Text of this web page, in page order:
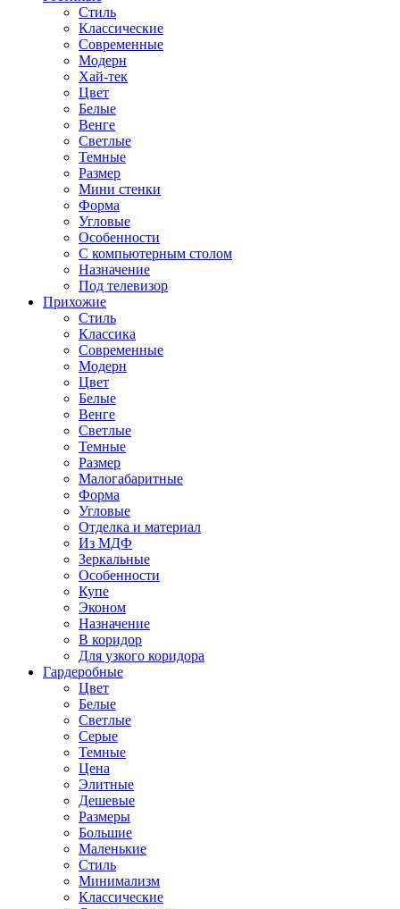
Стиль
Классические
Современные
Модерн
Хай-тек
Цвет
Белые
Венге
Светлые
Темные
Размер
Мини стенки
Форма
Угловые
Особенности
С компьютерным столом
Назначение
Под телевизор
Прихожие
Стиль
Классика
Современные
Модерн
Цвет
Белые
Венге
Светлые
Темные
Размер
Малогабаритные
Форма
Угловые
Отделка и материал
Из МДФ
Зеркальные
Особенности
Купе
Эконом
Назначение
В коридор
Для узкого коридора
Гардеробные
Цвет
Белые
Светлые
Серые
Темные
Цена
Элитные
Дешевые
Размеры
Большие
Маленькие
Стиль
Минимализм
Классические